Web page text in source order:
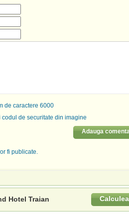
de caractere 6000
codul de securitate din imagine
Adauga
fi publicate.
Hotel Traian